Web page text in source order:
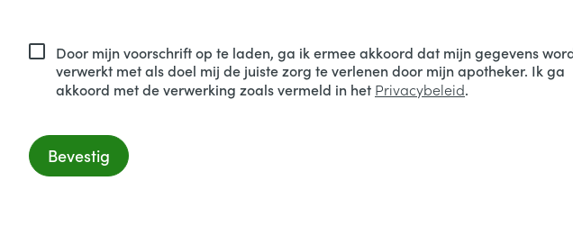
Door mijn voorschrift op te laden, ga ik ermee akkoord dat mijn gegevens
verwerkt met als doel mij de juiste zorg te verlenen door mijn apotheker. Ik ga
akkoord met de verwerking zoals vermeld in het Privacybeleid.
Bevestig